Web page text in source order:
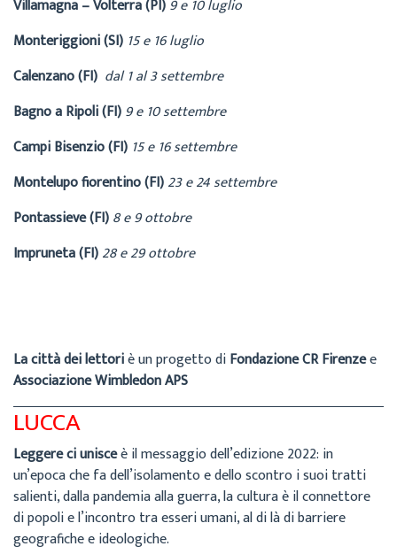
Villamagna – Volterra (PI)9 e 10 luglio
Monteriggioni (SI) 15 e 16 luglio
Calenzano (FI) dal 1 al 3 settembre
Bagno a Ripoli (FI)9 e 10 settembre
Campi Bisenzio (FI) 15 e 16 settembre
Montelupo fiorentino (FI)23 e 24 settembre
Pontassieve (FI)8 e 9 ottobre
Impruneta (FI)28 e 29 ottobre
La città dei lettoriè un progetto diFondazione CR Firenzee
Associazione Wimbledon APS
LUCCA
Leggere ci unisceè il messaggio dell’edizione 2022: in
un’epoca che fa dell’isolamento e dello scontro i suoi tratti
salienti, dalla pandemia alla guerra, la cultura è il connettore
di popoli e l’incontro tra esseri umani, al di là di barriere
geografiche e ideologiche.